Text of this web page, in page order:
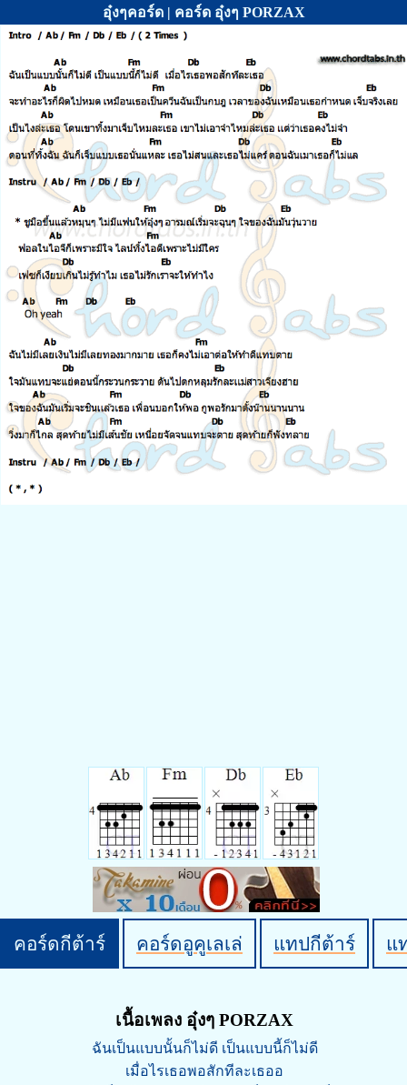
อุ๋งๆคอร์ด | คอร์ด อุ๋งๆ PORZAX
คอร์ดกีต้าร์ คอร์ดอูคูเลเล่ แทปกีต้าร์ แ
เนื้อเพลง อุ๋งๆ PORZAX
ฉันเป็นแบบนั้นก็ไม่ดี เป็นแบบนี้ก็ไม่ดี
เมื่อไรเธอพอสักทีละเธออ